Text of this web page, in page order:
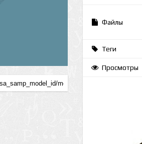
Файлы
Теги
Просмотры